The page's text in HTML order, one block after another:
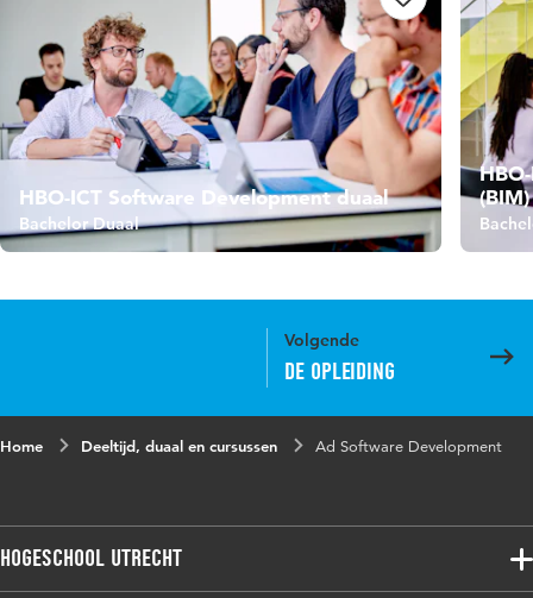
HBO-ICT Software Development duaal
Bachelor Duaal
(BIM)
Volgende
De opleiding
Home Deeltijd, duaal en cursussen Ad Software Development
Hogeschool Utrecht